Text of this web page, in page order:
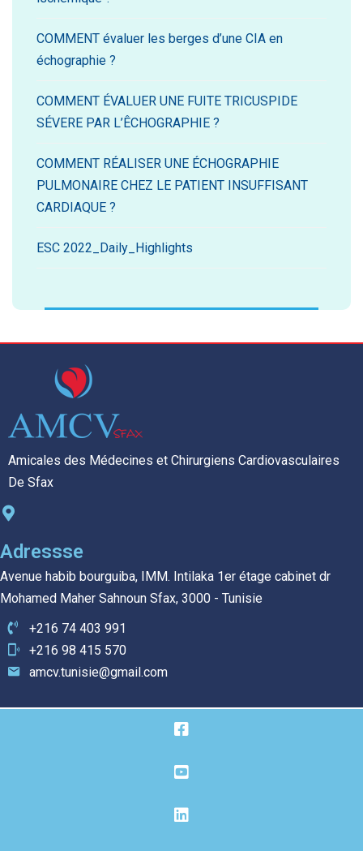
COMMENT évaluer les berges d’une CIA en
échographie ?
COMMENT ÉVALUER UNE FUITE TRICUSPIDE
SÉVERE PAR L’ÊCHOGRAPHIE ?
COMMENT RÉALISER UNE ÉCHOGRAPHIE
PULMONAIRE CHEZ LE PATIENT INSUFFISANT
CARDIAQUE ?
ESC 2022_Daily_Highlights
Amicales des Médecines et Chirurgiens Cardiovasculaires
De Sfax
Adressse
Avenue habib bourguiba, IMM. Intilaka 1er étage cabinet dr
Mohamed Maher Sahnoun Sfax, 3000 - Tunisie
+216 74 403 991
+216 98 415 570
amcv.tunisie@gmail.com